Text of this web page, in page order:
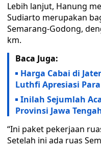
Lebih lanjut, Hanung
Sudiarto merupakan
Semarang-Godong,
km.
Baca Juga:
Harga Cabai di
Luthfi Apresiasi
Inilah Sejumlah
Provinsi Jawa
“Ini paket pekerjaan
Setelah ini ada ruas